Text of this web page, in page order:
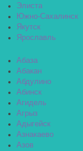
Элиста
Южно-Сахалинск
Якутск
Ярославль
Абаза
Абакан
Абдулино
Абинск
Агидель
Агрыз
Адыгейск
Азнакаево
Азов